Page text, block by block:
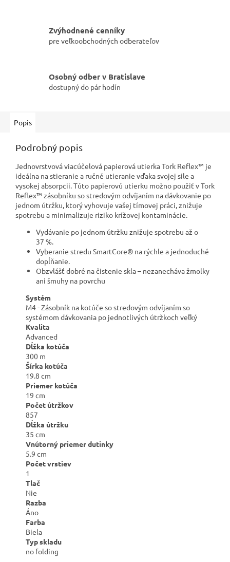
Zvýhodnené cenníky
pre veľkoobchodných odberateľov
Osobný odber v Bratislave
dostupný do pár hodín
Popis
Podrobný popis
Jednovrstvová viacúčelová papierová utierka Tork Reflex™ je
ideálna na stieranie a ručné utieranie vďaka svojej sile a
vysokej absorpcii. Túto papierovú utierku možno použiť v Tork
Reflex™ zásobníku so stredovým odvíjaním na dávkovanie po
jednom útržku, ktorý vyhovuje vašej tímovej práci, znižuje
spotrebu a minimalizuje riziko krížovej kontaminácie.
Vydávanie po jednom útržku znižuje spotrebu až o
37 %.
Vyberanie stredu SmartCore® na rýchle a jednoduché
dopĺňanie.
Obzvlášť dobré na čistenie skla – nezanecháva žmolky
ani šmuhy na povrchu
Systém
M4 - Zásobník na kotúče so stredovým odvíjaním so
systémom dávkovania po jednotlivých útržkoch veľký
Kvalita
Advanced
Dĺžka kotúča
300 m
Šírka kotúča
19.8 cm
Priemer kotúča
19 cm
Počet útržkov
857
Dĺžka útržku
35 cm
Vnútorný priemer dutinky
5.9 cm
Počet vrstiev
1
Tlač
Nie
Razba
Áno
Farba
Biela
Typ skladu
no folding